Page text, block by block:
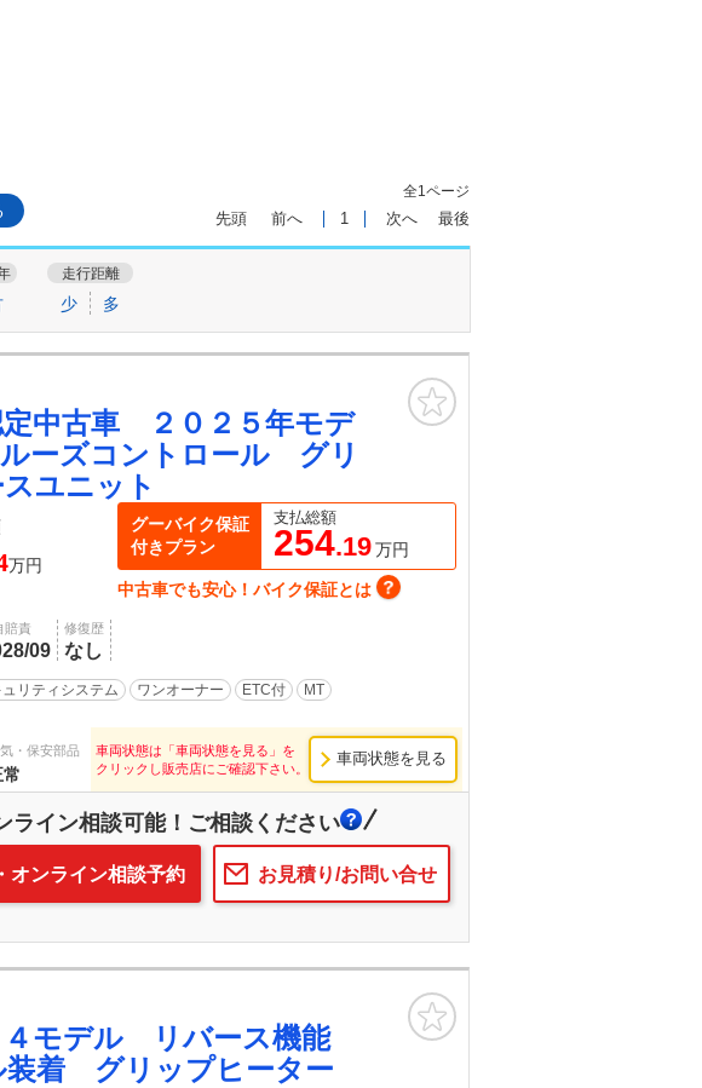
全1ページ
先頭 前へ 1 次へ 最後
走行距離
少 多
中古車 ２０２５年モデ
ーズコントロール グリ
ユニット
万円
賠責
09
修復歴
なし
ュリティシステム ワンオーナー ETC付 MT
グーバイク保証
付きプラン
支払総額
254.19万円
中古車でも安心！バイク保証とは
・保安部品
車両状態は「車両状態を見る」を
クリックし販売店にご確認下さい。
車両状態を見る
ライン相談可能！ご相談ください
お見積り/お問い合せ
オンライン相談予約
モデル リバース機能
装着 グリップヒーター